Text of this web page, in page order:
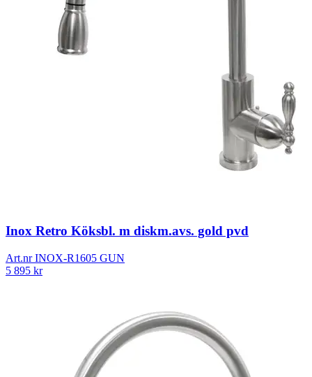
Inox Retro Köksbl. m diskm.avs. gold pvd
Art.nrINOX-R1605 GUN
5 895 kr